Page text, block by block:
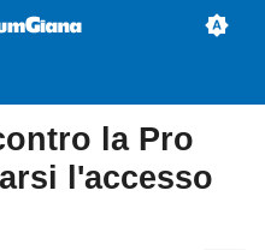
la Pro
l'accesso